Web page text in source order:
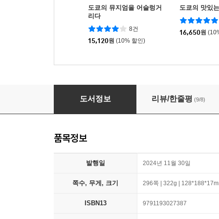
도쿄의 뮤지엄을 어슬렁거
리다
8건
15,120원 (10% 할인)
도쿄의 맛있
16,650원
도쿄 킷사텐 여행
도서정보 리뷰/한줄평 (9/8)
품목정보
발행일 2024년 11월 30일
쪽수, 무게, 크기 296쪽 | 322g |
ISBN13 9791193027387